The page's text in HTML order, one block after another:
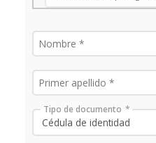
Tipo de documento